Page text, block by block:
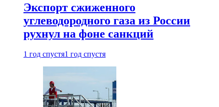
Экспорт сжиженного
углеводородного газа из России
рухнул на фоне санкций
1 год спустя1 год спустя